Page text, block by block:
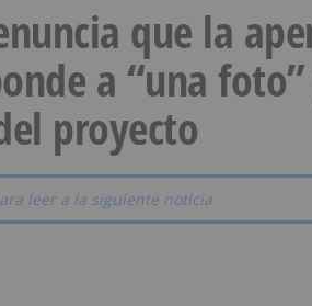
que la
a “una
proyecto
leer a la siguiente noticia